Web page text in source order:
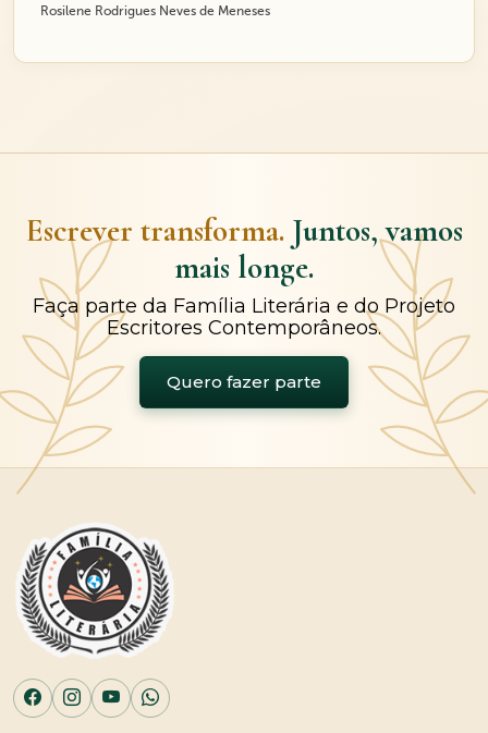
Rosilene Rodrigues Neves de Meneses
Escrever transforma. Juntos, vamos
mais longe.
Faça parte da Família Literária e do Projeto
Escritores Contemporâneos.
Quero fazer parte